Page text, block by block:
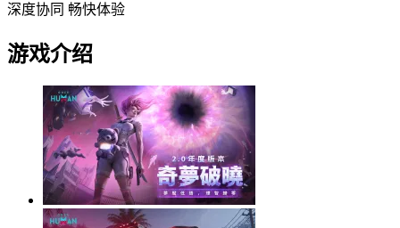
深度协同 畅快体验
游戏介绍